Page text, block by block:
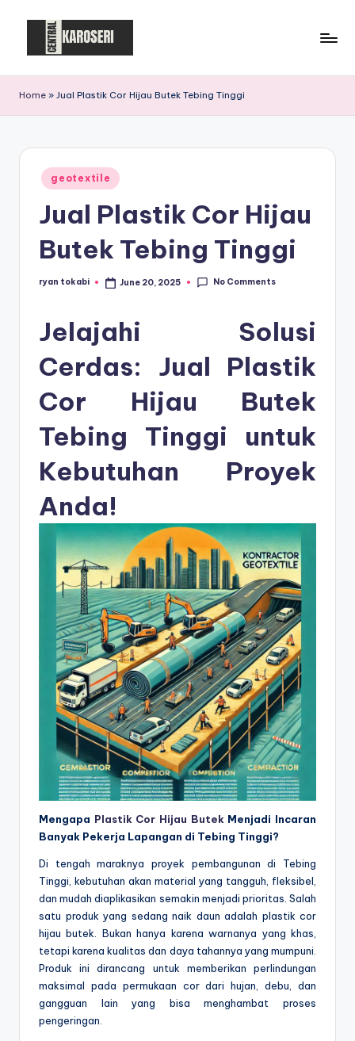
e
n
t
Home » Jual Plastik Cor Hijau Butek Tebing Tinggi
Posted
in
geotextile
Jual Plastik Cor Hijau
Butek Tebing Tinggi
Posted
ryan tokabi June 20, 2025 No Comments
Jelajahi Solusi
Cerdas: Jual Plastik
Cor Hijau Butek
Tebing Tinggi untuk
Kebutuhan Proyek
Anda!
Mengapa Plastik Cor Hijau Butek Menjadi Incaran
Banyak Pekerja Lapangan di Tebing Tinggi?
Di tengah maraknya proyek pembangunan di Tebing
Tinggi, kebutuhan akan material yang tangguh, fleksibel,
dan mudah diaplikasikan semakin menjadi prioritas. Salah
satu produk yang sedang naik daun adalah plastik cor
hijau butek. Bukan hanya karena warnanya yang khas,
tetapi karena kualitas dan daya tahannya yang mumpuni.
Produk ini dirancang untuk memberikan perlindungan
maksimal pada permukaan cor dari hujan, debu, dan
gangguan lain yang bisa menghambat proses
pengeringan.